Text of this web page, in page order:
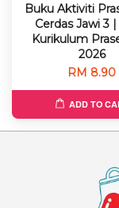
Buku Aktiviti
Cerdas Jawi 3 |
Kurikulum
2026
RM 8.90
ADD TO